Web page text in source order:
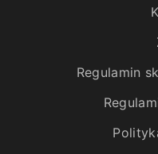
Regulamin